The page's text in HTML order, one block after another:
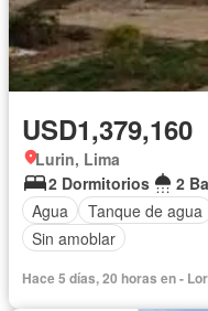
USD1,379,160
Lurin, Lima
2 Dormitorios
2
Agua
Tanque de agua
Sin amoblar
Hace 5 días, 20 horas en -